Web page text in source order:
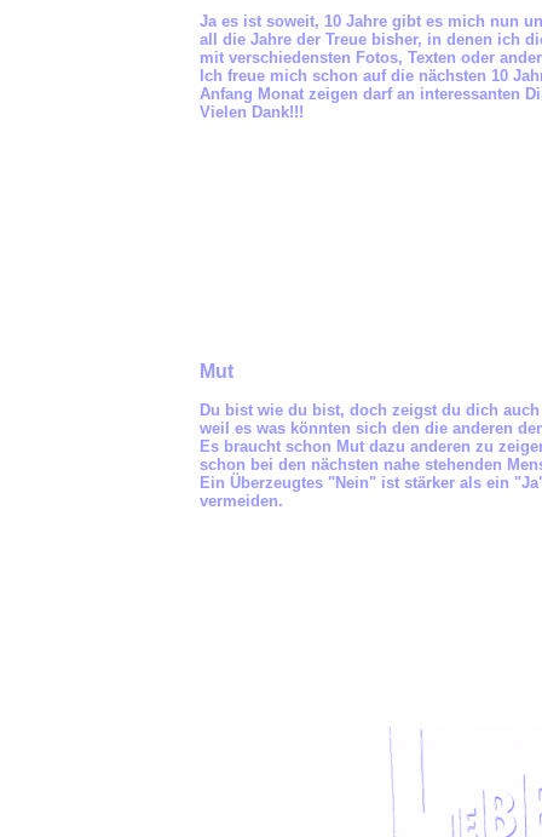
Ja es ist soweit, 10 Jahre gibt es mich nun
all die Jahre der Treue bisher, in denen ich
mit verschiedensten Fotos, Texten oder
Ich freue mich schon auf die nächsten 10
Anfang Monat zeigen darf an interessanten
Vielen Dank!!!
Mut
Du bist wie du bist, doch zeigst du dich
weil es was könnten sich den die anderen
Es braucht schon Mut dazu anderen zu
schon bei den nächsten nahe stehenden
Ein Überzeugtes "Nein" ist stärker als ein
vermeiden.